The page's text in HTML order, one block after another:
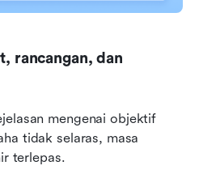
rancangan, dan
mengenai objektif
tidak selaras, masa
terlepas.